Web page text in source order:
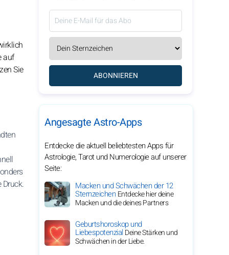
auf
Sie
ABONNIEREN
Angesagte Astro-Apps
Entdecke die aktuell beliebtesten Apps für
Astrologie, Tarot und Numerologie auf unserer
Seite:
Macken und Schwächen der 12
SternzeichenEntdecke hier deine
Macken und die deines Partners
Geburtshoroskop und
LiebespotenzialDeine Stärken und
Schwächen in der Liebe.